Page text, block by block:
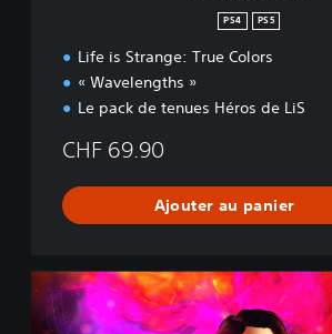
PS4 PS5
Life is Strange: True Colors
« Wavelengths »
Le pack de tenues Héros de LiS
CHF 69.90
Ajouter au panier
d